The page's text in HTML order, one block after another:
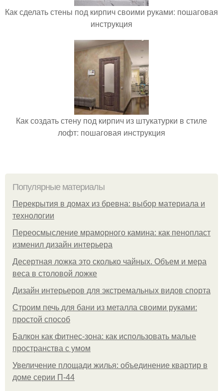
Как сделать стены под кирпич своими руками: пошаговая
инструкция
Как создать стену под кирпич из штукатурки в стиле
лофт: пошаговая инструкция
Популярные материалы
Перекрытия в домах из бревна: выбор материала и
технологии
Переосмысление мраморного камина: как пенопласт
изменил дизайн интерьера
Десертная ложка это сколько чайных. Объем и мера
веса в столовой ложке
Дизайн интерьеров для экстремальных видов спорта
Строим печь для бани из металла своими руками:
простой способ
Балкон как фитнес-зона: как использовать малые
пространства с умом
Увеличение площади жилья: объединение квартир в
доме серии П-44